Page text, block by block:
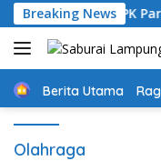
Langsung
ke
konten
Breaking News
Guru PPPK
Home
Berita Utama
Olahraga